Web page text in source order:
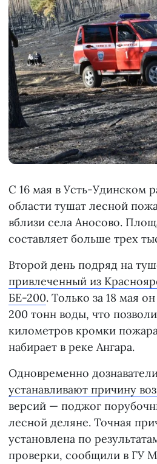
С 16 мая в Усть-Удинском
области тушат лесной
вблизи села Аносово.
составляет больше трех
Второй день подряд на
привлеченный из
БЕ-200. Только за 18 мая
200 тонн воды, что
километров кромки
набирает в реке Ангара.
Одновременно
устанавливают причину
версий — поджог
лесной деляне. Точная
установлена по
проверки, сообщили в ГУ